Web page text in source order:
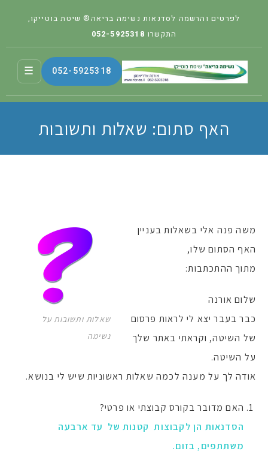
לפרטים והרשמה לסדנאות נשימה בריאה® שיטת בוטייקו,
התקשרו 052-5925318
052-5925318
☰
האף סתום: שאלות ותשובות
שאלות ותשובות על
נשימה
משה פנה אלי בשאלות בעניין
האף הסתום שלו,
מתוך ההתכתבות:
שלום אורנה
כבר בעבר יצא לי לראות פרסום
של השיטה, וקראתי באתר שלך
על השיטה.
אודה לך על מענה לכמה שאלות ראשוניות שיש לי בנושא.
האם מדובר בקורס קבוצתי או פרטי?
הסדנאות הן לקבוצות קטנות של עד ארבעה
משתתפים, בזום.